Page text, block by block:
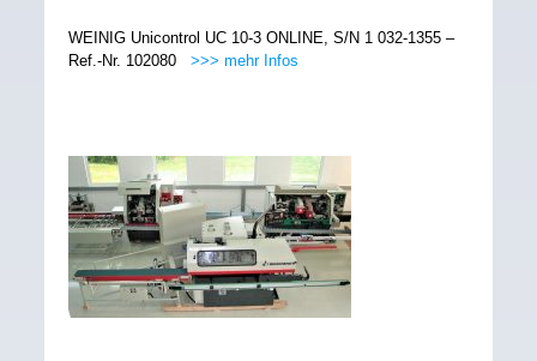
WEINIG Unicontrol UC 10-3 ONLINE, S/N 1 032-1355 –
Ref.-Nr. 102080 >>> mehr Infos